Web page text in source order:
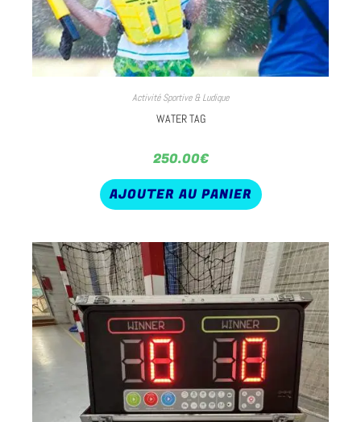
Activité Sportive & Ludique
WATER TAG
250.00€
AJOUTER AU PANIER